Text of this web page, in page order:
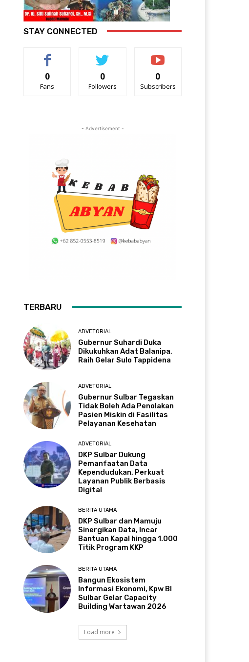
STAY CONNECTED
0
Fans
0
Followers
0
Subscribers
- Advertisement -
TERBARU
ADVETORIAL
Gubernur Suhardi Duka
Dikukuhkan Adat Balanipa,
Raih Gelar Sulo Tappidena
ADVETORIAL
Gubernur Sulbar Tegaskan
Tidak Boleh Ada Penolakan
Pasien Miskin di Fasilitas
Pelayanan Kesehatan
ADVETORIAL
DKP Sulbar Dukung
Pemanfaatan Data
Kependudukan, Perkuat
Layanan Publik Berbasis
Digital
BERITA UTAMA
DKP Sulbar dan Mamuju
Sinergikan Data, Incar
Bantuan Kapal hingga 1.000
Titik Program KKP
BERITA UTAMA
Bangun Ekosistem
Informasi Ekonomi, Kpw BI
Sulbar Gelar Capacity
Building Wartawan 2026
Load more